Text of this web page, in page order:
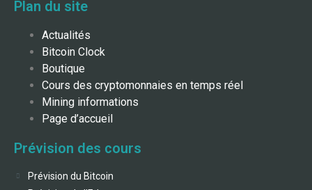
Plan du site
Actualités
Bitcoin Clock
Boutique
Cours des cryptomonnaies en temps réel
Mining informations
Page d’accueil
Prévision des cours
Prévision du Bitcoin